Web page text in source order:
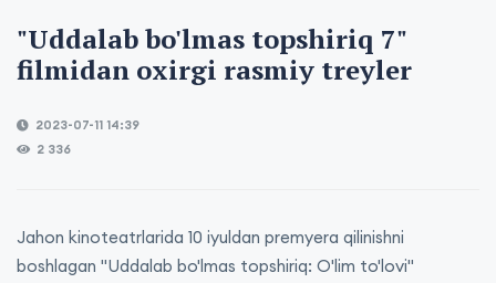
"Uddalab bo'lmas topshiriq 7"
filmidan oxirgi rasmiy treyler
2023-07-11 14:39
2 336
Jahon kinoteatrlarida 10 iyuldan premyera qilinishni
boshlagan "Uddalab bo'lmas topshiriq: O'lim to'lovi"